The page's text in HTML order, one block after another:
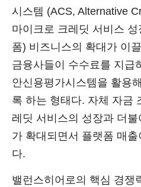
시스템 (ACS, Alternative
마이크로 크레딧 서비스
폼) 비즈니스의 확대가 이
금융사들이 수수료를 지급
안신용평가시스템을 활용
록 하는 형태다. 자체 자금
레딧 서비스의 성장과 더
가 확대되면서 플랫폼 매
다.
밸런스히어로의 핵심 경쟁